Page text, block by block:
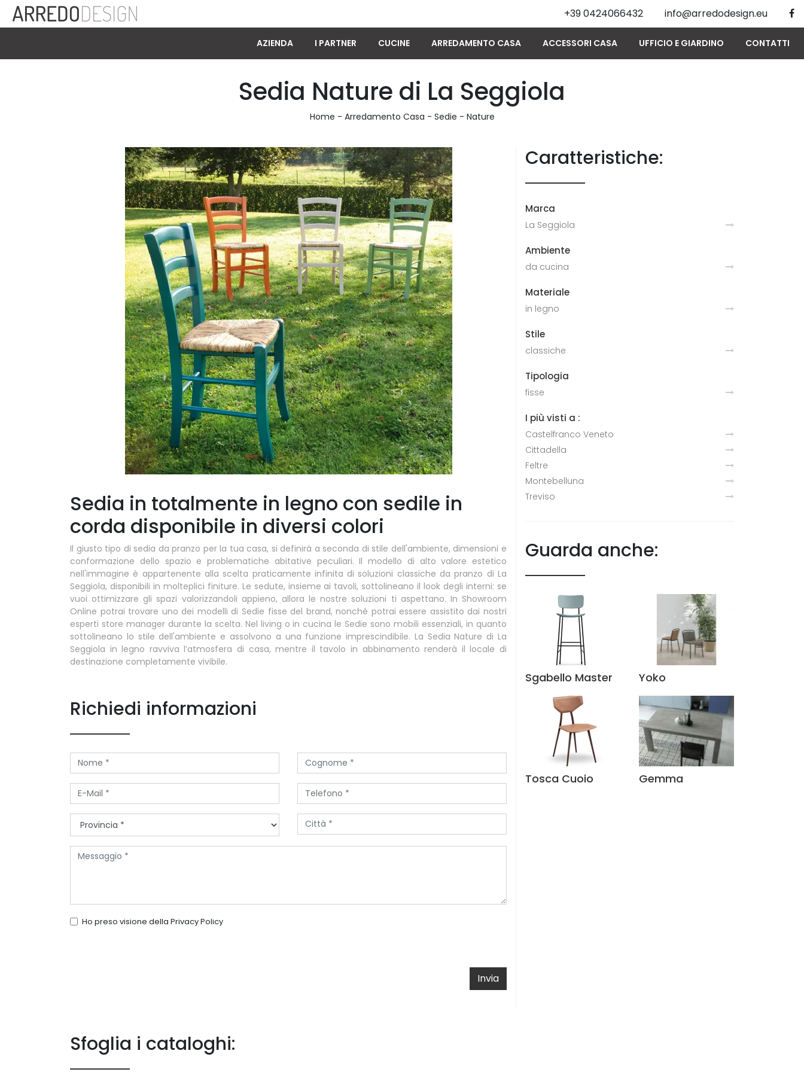
+39 0424066432 info@arredodesign.eu
AZIENDA I PARTNER CUCINE ARREDAMENTO CASA ACCESSORI CASA UFFICIO E GIARDINO CONTATTI
Sedia Nature di La Seggiola
Home - Arredamento Casa - Sedie - Nature
Sedia in totalmente in legno con sedile in
corda disponibile in diversi colori
Il giusto tipo di sedia da pranzo per la tua casa, si definirà a seconda di stile dell'ambiente, dimensioni e
conformazione dello spazio e problematiche abitative peculiari. Il modello di alto valore estetico
nell'immagine è appartenente alla scelta praticamente infinita di soluzioni classiche da pranzo di La
Seggiola, disponibili in molteplici finiture. Le sedute, insieme ai tavoli, sottolineano il look degli interni: se
vuoi ottimizzare gli spazi valorizzandoli appieno, allora le nostre soluzioni ti aspettano. In Showroom
Online potrai trovare uno dei modelli di Sedie fisse del brand, nonché potrai essere assistito dai nostri
esperti store manager durante la scelta. Nel living o in cucina le Sedie sono mobili essenziali, in quanto
sottolineano lo stile dell'ambiente e assolvono a una funzione imprescindibile. La Sedia Nature di La
Seggiola in legno ravviva l’atmosfera di casa, mentre il tavolo in abbinamento renderà il locale di
destinazione completamente vivibile.
Richiedi informazioni
Ho preso visione della Privacy Policy
Invia
Caratteristiche:
Marca
La Seggiola
Ambiente
da cucina
Materiale
in legno
Stile
classiche
Tipologia
fisse
I più visti a :
Castelfranco Veneto
Cittadella
Feltre
Montebelluna
Treviso
Guarda anche:
Sgabello Master Yoko
Tosca Cuoio Gemma
Sfoglia i cataloghi: